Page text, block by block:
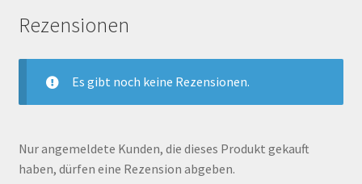
Rezensionen
Es gibt noch keine Rezensionen.
Nur angemeldete Kunden, die dieses Produkt gekauft
haben, dürfen eine Rezension abgeben.